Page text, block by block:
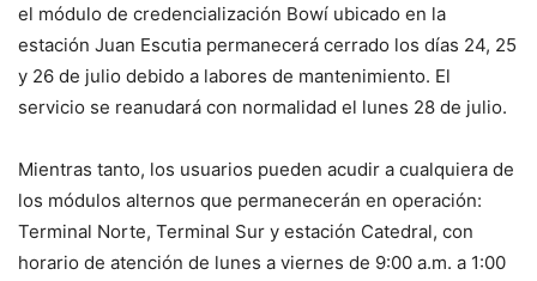
el módulo de credencialización Bowí ubicado en la
estación Juan Escutia permanecerá cerrado los días 24, 25
y 26 de julio debido a labores de mantenimiento. El
servicio se reanudará con normalidad el lunes 28 de julio.
Mientras tanto, los usuarios pueden acudir a cualquiera de
los módulos alternos que permanecerán en operación:
Terminal Norte, Terminal Sur y estación Catedral, con
horario de atención de lunes a viernes de 9:00 a.m. a 1:00